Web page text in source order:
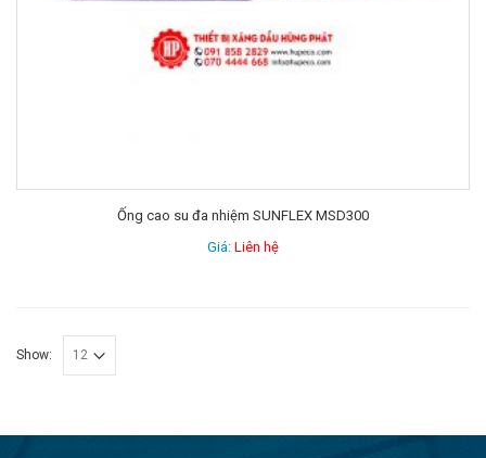
Ống cao su đa nhiệm SUNFLEX MSD300
Giá: Liên hệ
Show: